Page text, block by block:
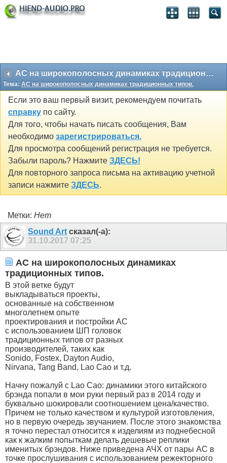
АС на широкополосных динамиках традиционных типов.
Тема: АС на широкополосных динамиках традиционных типов.
Если это ваш первый визит, рекомендуем почитать
справку по сайту.
Для того, чтобы начать писать сообщения, Вам
необходимо зарегистрироваться.
Для просмотра сообщений регистрация не требуется.
Забыли пароль? Нажмите ЗДЕСЬ!
Для повторного запроса письма на активацию учетной
записи нажмите ЗДЕСЬ.
Метки: Нет
Sound Art сказал(-а):
31.10.2017 07:25
АС на широкополосных динамиках
традиционных типов.
В этой ветке будут
выкладываться проекты,
основанные на собственном
многолетнем опыте
проектирования и постройки АС
с использованием ШП головок
традиционных типов от разных
производителей, таких как
Sonido, Fostex, Dayton Audio,
Nirvana, Tang Band, Lao Cao и т.д.
Начну пожалуй с Lao Cao: динамики этого китайского
брэнда попали в мои руки первый раз в 2014 году и
буквально шокировали соотношением цена/качество.
Причем не только качеством и культурой изготовления,
но в первую очередь звучанием. После этого знакомства
я точно перестал относится к изделиям из поднебесной
как к жалким попыткам делать дешевые реплики
именитых брэндов. Ниже приведена АЧХ от пары АС в
точке прослушивания с использованием режекторного